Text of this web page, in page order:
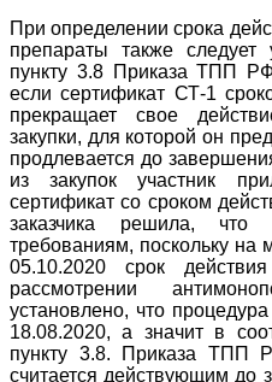
При определении срока
препараты также
пункту 3.8 Приказа ТПП
если сертификат СТ-1
прекращает свое
закупки, для которой он
продлевается до
из закупок участник
сертификат со сроком
заказчика решила, что
требованиям, поскольку на
05.10.2020 срок
рассмотрении
установлено, что
18.08.2020, а значит в
пункту 3.8. Приказа
считается действующим до